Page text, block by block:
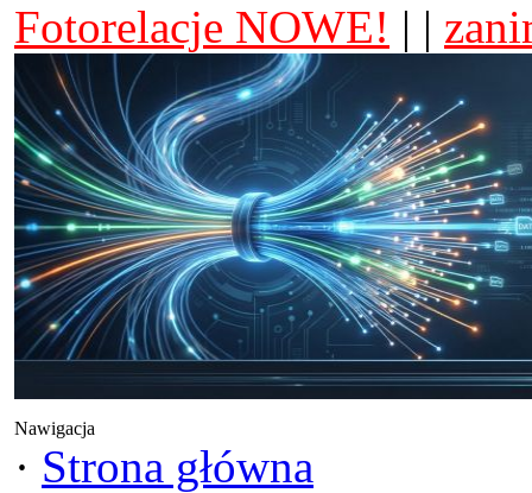
Fotorelacje NOWE! | |
Nawigacja
· Strona główna